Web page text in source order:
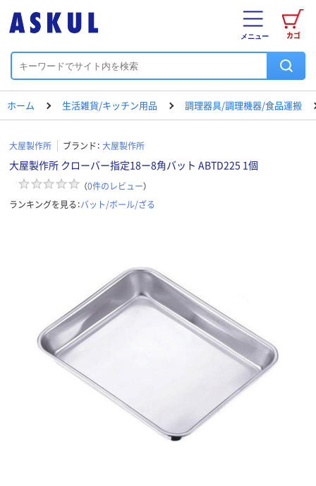
カゴ
メニュー
ホーム 生活雑貨/キッチン用品 調理器具/調理機器/食品運搬
大屋製作所 ブランド： 大屋製作所
大屋製作所 クローバー指定18ー8角バット ABTD225 1個
（0件のレビュー）
ランキングを見る：バット/ボール/ざる